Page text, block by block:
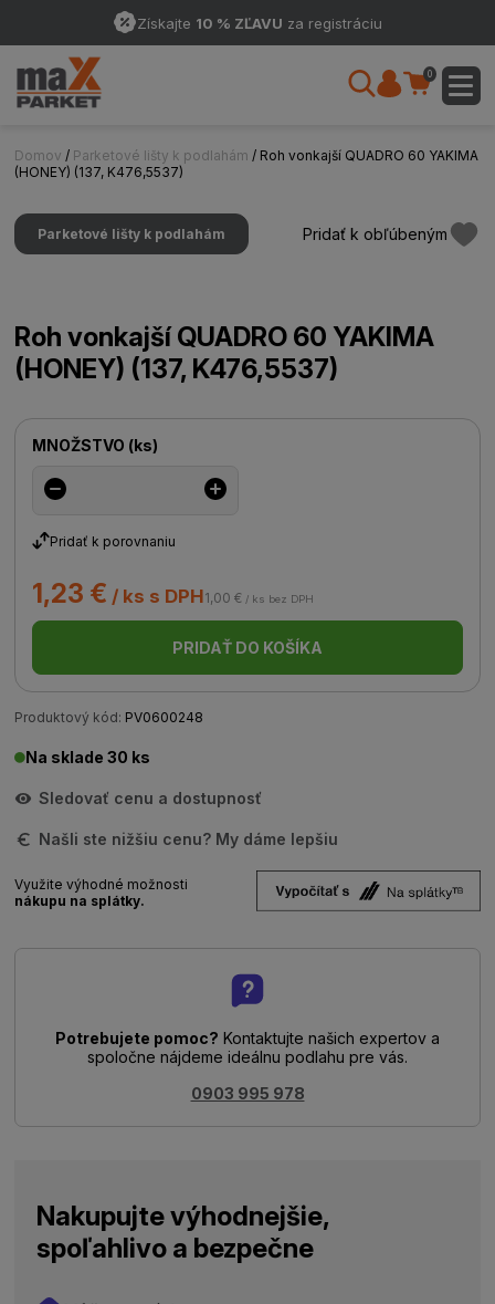
Získajte 10 % ZĽAVU za registráciu
0
Domov / Parketové lišty k podlahám / Roh vonkajší QUADRO 60 YAKIMA
(HONEY) (137, K476,5537)
Parketové lišty k podlahám Pridať k obľúbeným
Roh vonkajší QUADRO 60 YAKIMA
(HONEY) (137, K476,5537)
MNOŽSTVO (ks)
Pridať k porovnaniu
1,23 € / ks s DPH1,00 € / ks bez DPH
PRIDAŤ DO KOŠÍKA
Produktový kód: PV0600248
Na sklade 30 ks
Sledovať cenu a dostupnosť
Našli ste nižšiu cenu? My dáme lepšiu
Využite výhodné možnosti
nákupu na splátky.
Potrebujete pomoc? Kontaktujte našich expertov a
spoločne nájdeme ideálnu podlahu pre vás.
0903 995 978
Nakupujte výhodnejšie,
spoľahlivo a bezpečne